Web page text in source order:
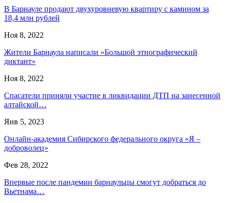
В Барнауле продают двухуровневую квартиру с камином за
18,4 млн рублей
Ноя 8, 2022
Жители Барнаула написали «Большой этнографический
диктант»
Ноя 8, 2022
Спасатели приняли участие в ликвидации ДТП на занесенной
алтайской…
Янв 5, 2023
Онлайн-академия Сибирского федерального округа «Я –
доброволец»
Фев 28, 2022
Впервые после пандемии барнаульцы смогут добраться до
Вьетнама…